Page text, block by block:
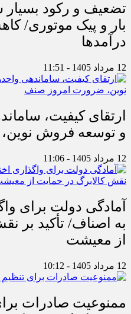
تضعیف و رکود بسیار
درآمدها
12 مرداد 1405 - 11:51
ارتقای کیفیت،
و توسعه فروش
12 مرداد 1405 - 11:06
آمادگی دولت برای
به اصناف/ تأکید بر
از معیشت
12 مرداد 1405 - 10:12
ممنوعیت صادرات